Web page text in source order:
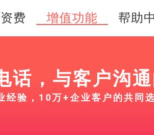
费 增值功能 帮助
话，与客户沟
经验，10万+企业客户的共同